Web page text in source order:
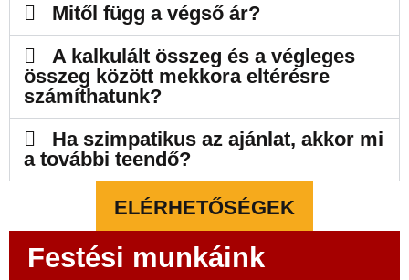
Mitől függ a végső ár?
A kalkulált összeg és a végleges
összeg között mekkora eltérésre
számíthatunk?
Ha szimpatikus az ajánlat, akkor mi
a további teendő?
ELÉRHETŐSÉGEK
Festési munkáink